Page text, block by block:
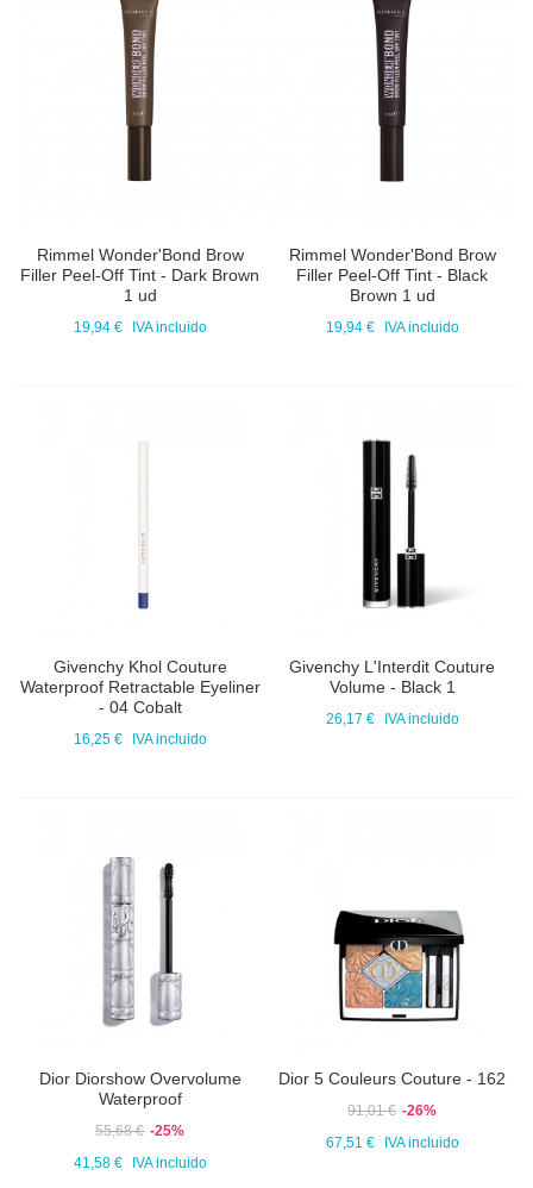
Rimmel Wonder'Bond Brow
Filler Peel-Off Tint - Dark Brown
1 ud
19,94 € IVA incluido
Rimmel Wonder'Bond Brow
Filler Peel-Off Tint - Black
Brown 1 ud
19,94 € IVA incluido
Givenchy Khol Couture
Waterproof Retractable Eyeliner
- 04 Cobalt
16,25 € IVA incluido
Givenchy L'Interdit Couture
Volume - Black 1
26,17 € IVA incluido
Dior Diorshow Overvolume
Waterproof
55,68 € -25%
41,58 €
IVA incluido
Dior 5 Couleurs Couture - 162
91,01 € -26%
67,51 €
IVA incluido